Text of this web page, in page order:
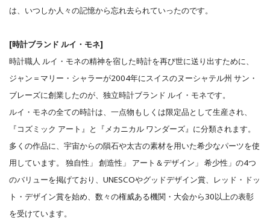
は、いつしか人々の記憶から忘れ去られていったのです。
[時計ブランド ルイ・モネ]
時計職人 ルイ・モネの精神を宿した時計を再び世に送り出すために、
ジャン＝マリー・シャラーが2004年にスイスのヌーシャテル州 サン・
ブレーズに創業したのが、独立時計ブランド ルイ・モネです。
ルイ・モネの全ての時計は、一点物もしくは限定品として生産され、
『コズミック アート』と『メカニカル ワンダーズ』に分類されます。
多くの作品に、宇宙からの隕石や太古の素材を用いた希少なパーツを使
用しています。 独自性」 創造性」 アート＆デザイン」 希少性」の4つ
のバリューを掲げており、UNESCOやグッドデザイン賞、レッド・ドッ
ト・デザイン賞を始め、数々の権威ある機関・大会から30以上の表彰
を受けています。